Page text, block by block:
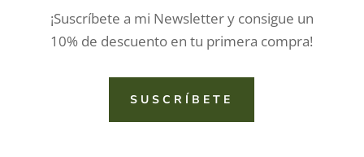
¡Suscríbete a mi Newsletter y consigue un
10% de descuento en tu primera compra!
SUSCRÍBETE